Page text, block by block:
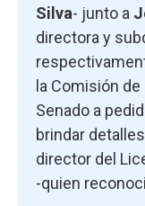
Silva- junto a
directora y
la Comisión
Senado a
brindar
director del
-quien